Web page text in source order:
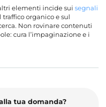
elementi incide sui segnali
organico e sul
Non rovinare contenuti
cura l’impaginazione e i
tua domanda?